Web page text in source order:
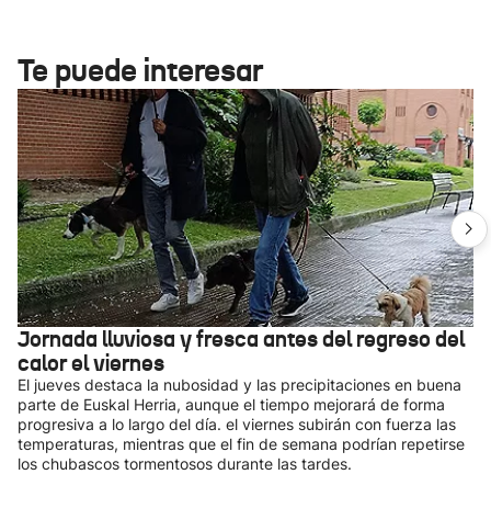
Te puede interesar
Jornada lluviosa y fresca antes del regreso del
calor el viernes
El jueves destaca la nubosidad y las precipitaciones en buena
parte de Euskal Herria, aunque el tiempo mejorará de forma
progresiva a lo largo del día. el viernes subirán con fuerza las
temperaturas, mientras que el fin de semana podrían repetirse
los chubascos tormentosos durante las tardes.